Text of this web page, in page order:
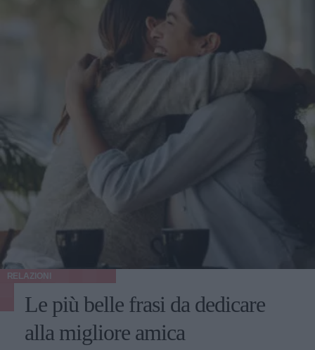
RELAZIONI
Le più belle frasi da dedicare
alla migliore amica